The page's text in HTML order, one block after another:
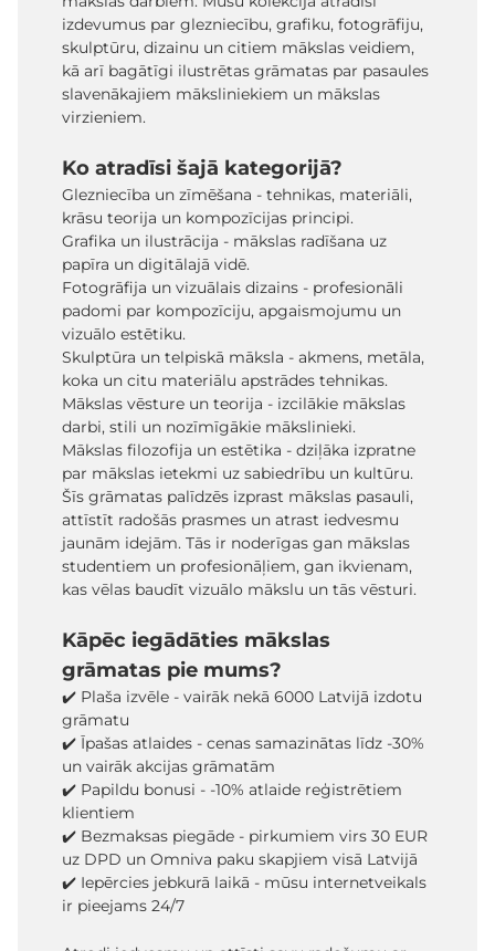
izdevumus par glezniecību, grafiku, fotogrāfiju,
skulptūru, dizainu un citiem mākslas veidiem,
kā arī bagātīgi ilustrētas grāmatas par pasaules
slavenākajiem māksliniekiem un mākslas
virzieniem.
Ko atradīsi šajā kategorijā?
Glezniecība un zīmēšana - tehnikas, materiāli,
krāsu teorija un kompozīcijas principi.
Grafika un ilustrācija - mākslas radīšana uz
papīra un digitālajā vidē.
Fotogrāfija un vizuālais dizains - profesionāli
padomi par kompozīciju, apgaismojumu un
vizuālo estētiku.
Skulptūra un telpiskā māksla - akmens, metāla,
koka un citu materiālu apstrādes tehnikas.
Mākslas vēsture un teorija - izcilākie mākslas
darbi, stili un nozīmīgākie mākslinieki.
Mākslas filozofija un estētika - dziļāka izpratne
par mākslas ietekmi uz sabiedrību un kultūru.
Šīs grāmatas palīdzēs izprast mākslas pasauli,
attīstīt radošās prasmes un atrast iedvesmu
jaunām idejām. Tās ir noderīgas gan mākslas
studentiem un profesionāļiem, gan ikvienam,
kas vēlas baudīt vizuālo mākslu un tās vēsturi.
Kāpēc iegādāties mākslas
grāmatas pie mums?
✔️ Plaša izvēle - vairāk nekā 6000 Latvijā izdotu
grāmatu
✔️ Īpašas atlaides - cenas samazinātas līdz -30%
un vairāk akcijas grāmatām
✔️ Papildu bonusi - -10% atlaide reģistrētiem
klientiem
✔️ Bezmaksas piegāde - pirkumiem virs 30 EUR
uz DPD un Omniva paku skapjiem visā Latvijā
✔️ Iepērcies jebkurā laikā - mūsu internetveikals
ir pieejams 24/7